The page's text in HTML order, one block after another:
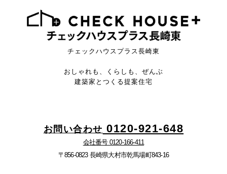
チェックハウスプラス長崎東
おしゃれも、くらしも、ぜんぶ
建築家とつくる提案住宅
お問い合わせ 0120-921-648
会社番号 0120-166-411
〒856-0823 長崎県大村市乾馬場町843-16